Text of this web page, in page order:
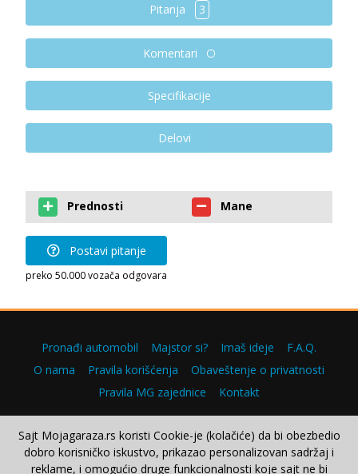
Pitanja 3
Komentari
Specifikacije
Delovi
Prednosti Mane
Postavi pitanje
preko 50.000 vozača odgovara
Pronađi automobil Majstor si? Imaš ideje
F.A.Q.
O nama
Pravila korišćenja
Obaveštenje o privatnosti
Pravila MG zajednice
Kontakt
Copyright © 2000–2026.
Sajt Mojagaraza.rs koristi Cookie-je (kolačiće) da bi obezbedio
dobro korisničko iskustvo, prikazao personalizovan sadržaj i
reklame, i omogućio druge funkcionalnosti koje sajt ne bi